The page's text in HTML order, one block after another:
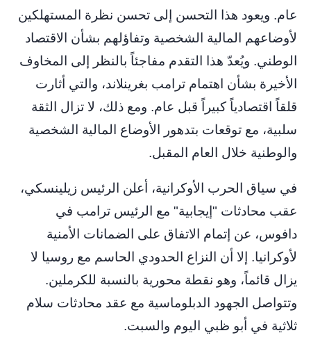
عام. ويعود هذا التحسن إلى تحسن نظرة المستهلكين
لأوضاعهم المالية الشخصية وتفاؤلهم بشأن الاقتصاد
الوطني. ويُعدّ هذا التقدم مفاجئاً بالنظر إلى المخاوف
الأخيرة بشأن اهتمام ترامب بغرينلاند، والتي أثارت
قلقاً اقتصادياً كبيراً قبل عام. ومع ذلك، لا تزال الثقة
سلبية، مع توقعات بتدهور الأوضاع المالية الشخصية
والوطنية خلال العام المقبل.
في سياق الحرب الأوكرانية، أعلن الرئيس زيلينسكي،
عقب محادثات "إيجابية" مع الرئيس ترامب في
دافوس، عن إتمام الاتفاق على الضمانات الأمنية
لأوكرانيا. إلا أن النزاع الحدودي الحاسم مع روسيا لا
يزال قائماً، وهو نقطة محورية بالنسبة للكرملين.
وتتواصل الجهود الدبلوماسية مع عقد محادثات سلام
ثلاثية في أبو ظبي اليوم والسبت.